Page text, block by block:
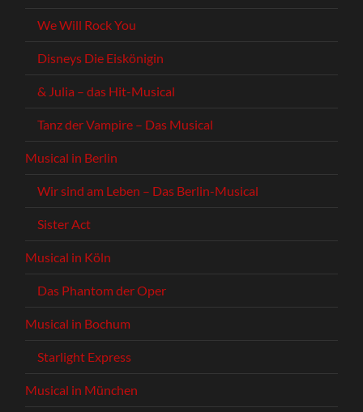
We Will Rock You
Disneys Die Eiskönigin
& Julia – das Hit-Musical
Tanz der Vampire – Das Musical
Musical in Berlin
Wir sind am Leben – Das Berlin-Musical
Sister Act
Musical in Köln
Das Phantom der Oper
Musical in Bochum
Starlight Express
Musical in München